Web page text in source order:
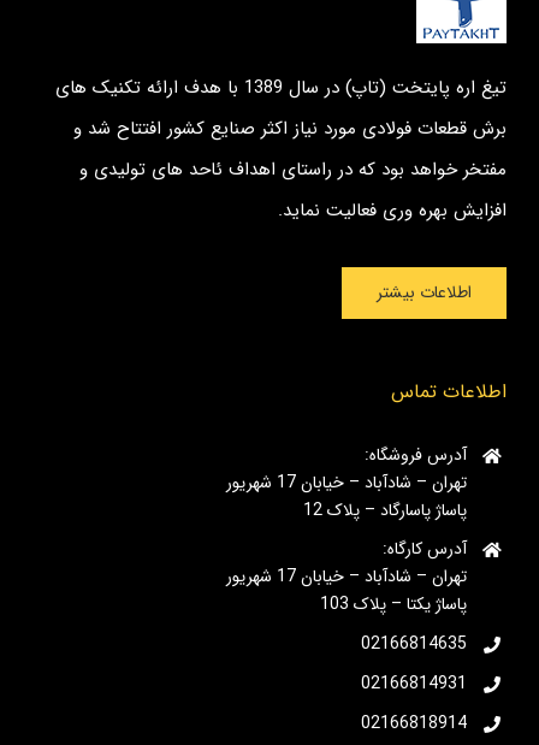
تیغ اره پایتخت (تاپ) در سال 1389 با هدف ارائه تکنیک های
برش قطعات فولادی مورد نیاز اکثر صنایع کشور افتتاح شد و
مفتخر خواهد بود که در راستای اهداف ئاحد های تولیدی و
افزایش بهره وری فعالیت نماید.
اطلاعات بیشتر
اطلاعات تماس
آدرس فروشگاه:
تهران – شادآباد – خیابان 17 شهریور
پاساژ پاسارگاد – پلاک 12
آدرس کارگاه:
تهران – شادآباد – خیابان 17 شهریور
پاساژ یکتا – پلاک 103
02166814635
02166814931
02166818914